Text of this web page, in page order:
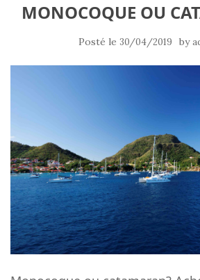
MONOCOQUE OU
Posté le 30/04/2019 by